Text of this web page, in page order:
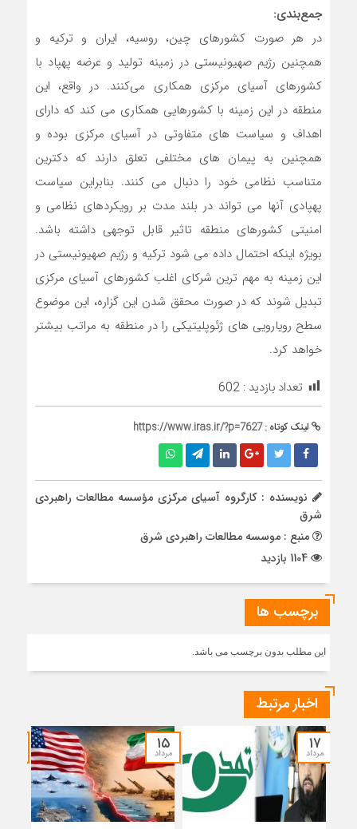
جمع‌بندی:
در هر صورت کشورهای چین، روسیه، ایران و ترکیه و
همچنین رژیم صهیونیستی در زمینه تولید و عرضه پهپاد با
کشورهای آسیای مرکزی همکاری می‌کنند. در واقع، این
منطقه در این زمینه با کشورهایی همکاری می کند که دارای
اهداف و سیاست های متفاوتی در آسیای مرکزی بوده و
همچنین به پیمان های مختلفی تعلق دارند که دکترین
متناسب نظامی خود را دنبال می کنند. بنابراین سیاست
پهپادی آنها می تواند در بلند مدت بر رویکردهای نظامی و
امنیتی کشورهای منطقه تاثیر قابل توجهی داشته باشد.
بویژه اینکه احتمال داده می شود ترکیه و رژیم صهیونیستی در
این زمینه به مهم ترین شرکای اغلب کشورهای آسیای مرکزی
تبدیل شوند که در صورت محقق شدن این گزاره، این موضوع
سطح رویارویی های ژئوپلیتیکی را در منطقه به مراتب بیشتر
خواهد کرد.
تعداد بازدید : 602
لینک کوتاه :https://www.iras.ir/?p=7627
نویسنده : کارگروه آسیای مرکزی مؤسسه مطالعات راهبردی
شرق
منبع : موسسه مطالعات راهبردی شرق
برچسب ها
این مطلب بدون برچسب می باشد.
اخبار مرتبط
۱۷
مرداد ۱۵
مرداد